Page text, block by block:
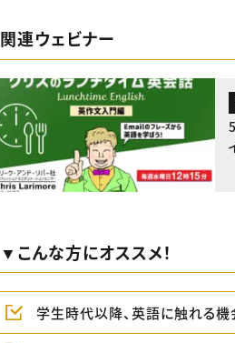
関連ウェビナー
▼こんな方にオススメ！
学生時代以降、英語に触れる機